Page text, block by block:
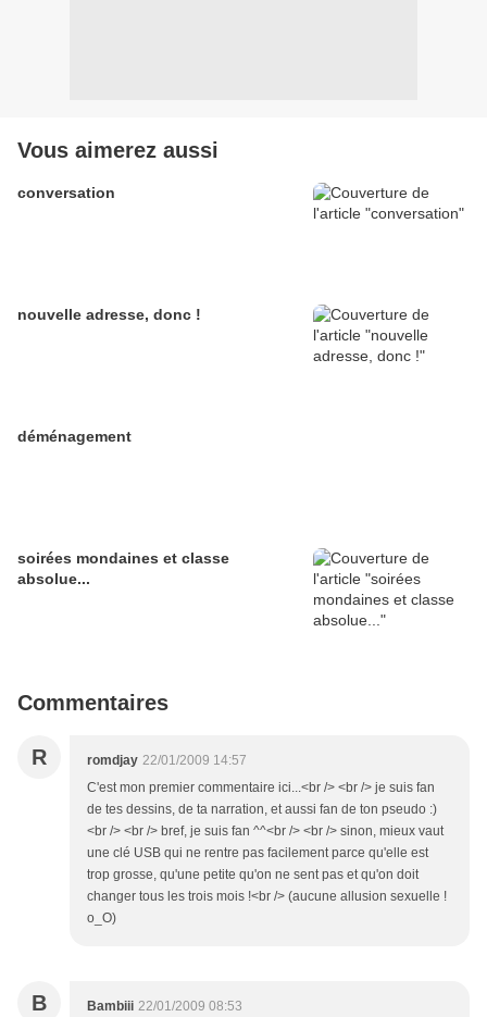
Vous aimerez aussi
conversation
nouvelle adresse, donc !
déménagement
soirées mondaines et classe
absolue...
Commentaires
R romdjay 22/01/2009 14:57
C'est mon premier commentaire ici...<br /> <br /> je suis fan
de tes dessins, de ta narration, et aussi fan de ton pseudo :)
<br /> <br /> bref, je suis fan ^^<br /> <br /> sinon, mieux vaut
une clé USB qui ne rentre pas facilement parce qu'elle est
trop grosse, qu'une petite qu'on ne sent pas et qu'on doit
changer tous les trois mois !<br /> (aucune allusion sexuelle !
o_O)
B Bambiii 22/01/2009 08:53